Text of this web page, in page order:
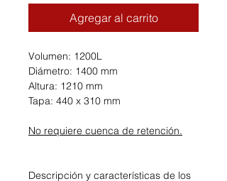
Agregar al carrito
Volumen: 1200L
Diámetro: 1400 mm
Altura: 1210 mm
Tapa: 440 x 310 mm
No requiere cuenca de retención.
Descripción y características de los